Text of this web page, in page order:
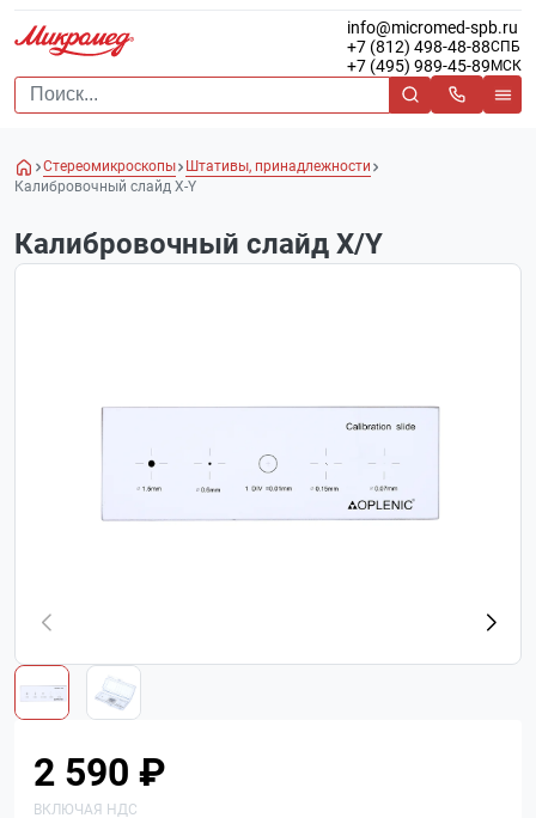
info@micromed-spb.ru
+7 (812) 498-48-88СПБ
+7 (495) 989-45-89 МСК
Стереомикроскопы
Штативы, принадлежности
Калибровочный слайд X-Y
Калибровочный слайд X/Y
2 590 ₽